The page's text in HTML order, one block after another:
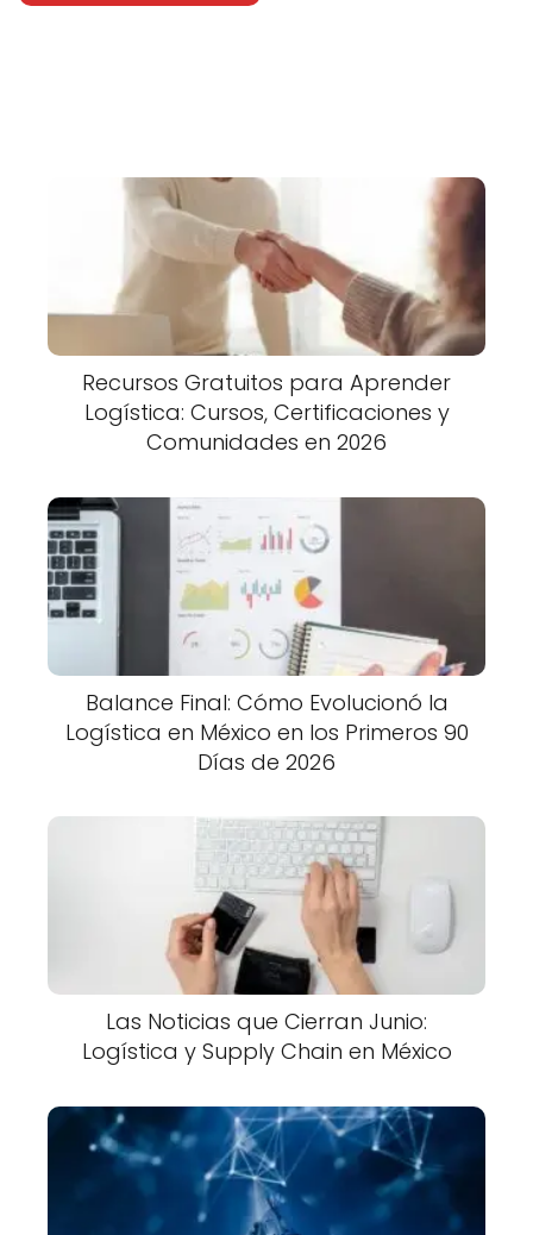
Recursos Gratuitos para Aprender
Logística: Cursos, Certificaciones y
Comunidades en 2026
Balance Final: Cómo Evolucionó la
Logística en México en los Primeros 90
Días de 2026
Las Noticias que Cierran Junio:
Logística y Supply Chain en México